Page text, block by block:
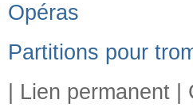
Opéras
Partitions pour
Lien permanent